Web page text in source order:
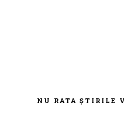
NU RATA ȘTIRILE